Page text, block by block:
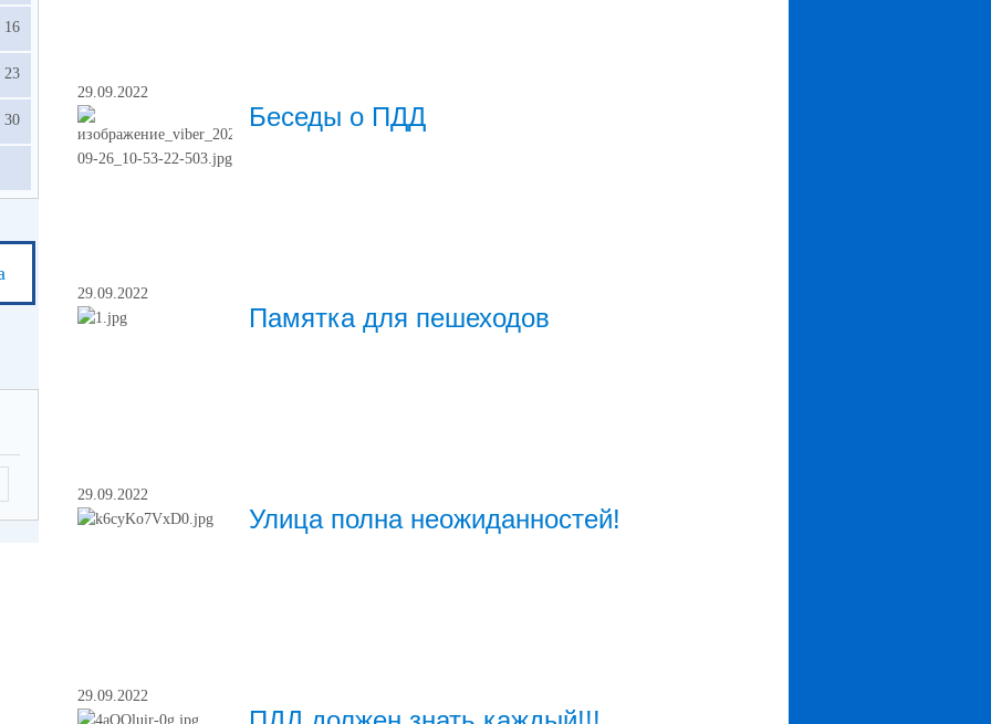
29.09.2022
Беседы о ПДД
29.09.2022
Памятка для пешеходов
29.09.2022
Улица полна неожиданностей!
29.09.2022
в
УВР,
45-00-20
Хомич Наталья
16
23
30